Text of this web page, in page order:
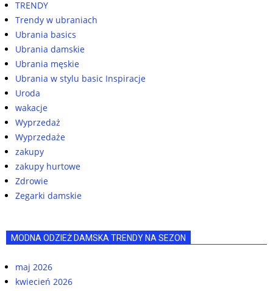
TRENDY
Trendy w ubraniach
Ubrania basics
Ubrania damskie
Ubrania męskie
Ubrania w stylu basic Inspiracje
Uroda
wakacje
Wyprzedaż
Wyprzedaże
zakupy
zakupy hurtowe
Zdrowie
Zegarki damskie
MODNA ODZIEŻ DAMSKA TRENDY NA SEZON
maj 2026
kwiecień 2026